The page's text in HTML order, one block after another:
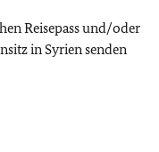
Reisepass und/oder
in Syrien senden